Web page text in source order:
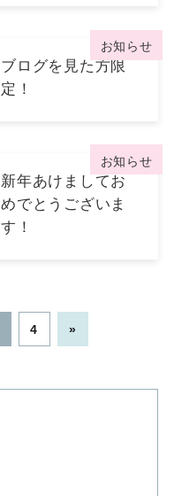
お知らせ
ブログを見た方限
定！
お知らせ
新年あけましてお
めでとうございま
す！
4 »